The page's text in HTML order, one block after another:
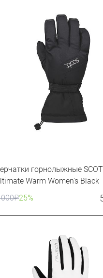
горнолыжные
Warm Women's Black
₽25%